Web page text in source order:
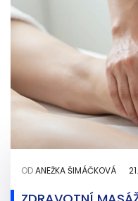
ODANEŽKA ŠIMÁČKOVÁ